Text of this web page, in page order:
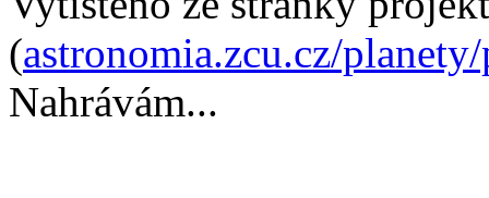
(astronomia.zcu.cz/
Nahrávám...